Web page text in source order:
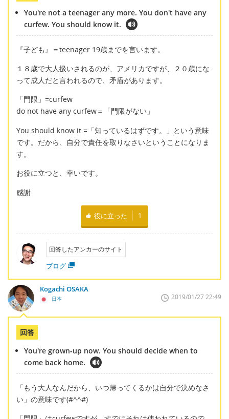
You're not a teenager any more. You don't have any
curfew. You should know it.
『子ども』＝teenager 19歳までを言います。
１８歳で大人扱いされるのが、アメリカですが、２０歳にな
って成人だと言われるので、矛盾があります。
「門限」=curfew
do not have any curfew＝「門限がない」
You should know it.=「知っているはずです。」という意味
です。だから、自分で責任を取りなさいということになりま
す。
お役に立つと、幸いです。
感謝
役に立った 1
回答したアンカーのサイト
ブログ
Kogachi OSAKA
日本 2019/01/27 22:49
回答
You're grown-up now. You should decide when to
come back home.
「もう大人なんだから、いつ帰ってくるかは自分で決めなさ
い」の意味です(#^^#)